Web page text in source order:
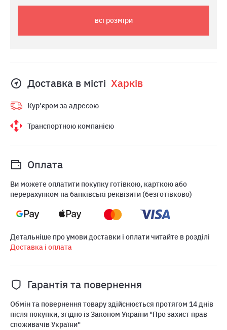
всі розміри
Доставка в місті Харкiв
Кур'єром за адресою
Транспортною компанією
Оплата
Ви можете оплатити покупку готівкою, карткою або
перерахунком на банківські реквізити (безготівково)
Детальніше про умови доставки і оплати читайте в розділі
Доставка і оплата
Гарантія та повернення
Обмін та повернення товару здійснюється протягом 14 днів
після покупки, згідно із Законом України "Про захист прав
споживачів України"